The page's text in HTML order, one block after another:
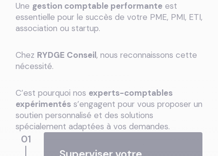
Une gestion comptable performante est
essentielle pour le succès de votre PME, PMI, ETI,
association ou startup.
Chez RYDGE Conseil, nous reconnaissons cette
nécessité.
C’est pourquoi nos experts-comptables
expérimentés s’engagent pour vous proposer un
soutien personnalisé et des solutions
spécialement adaptées à vos demandes.
01